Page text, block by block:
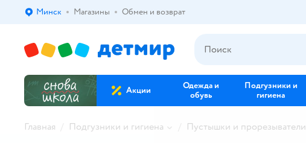
Выбор адреса доставки.
Минск Магазины Обмен и возврат
Акции
Одежда и
обувь
Подгузники и
гигиена
Главная Подгузники и гигиена Пустышки и прорезыватели